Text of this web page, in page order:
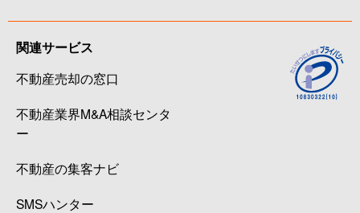
関連サービス
不動産売却の窓口
不動産業界M&A相談センタ
ー
不動産の集客ナビ
SMSハンター